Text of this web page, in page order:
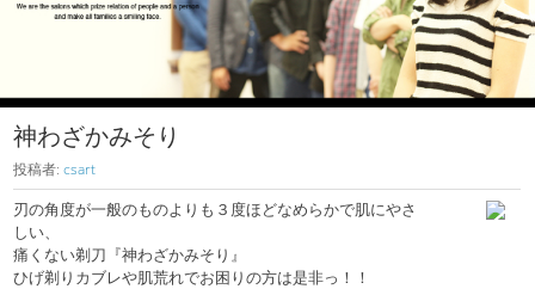
神わざかみそり
投稿者:csart
刃の角度が一般のものよりも３度ほどなめらかで肌にやさ
しい、
痛くない剃刀『神わざかみそり』
ひげ剃りカブレや肌荒れでお困りの方は是非っ！！